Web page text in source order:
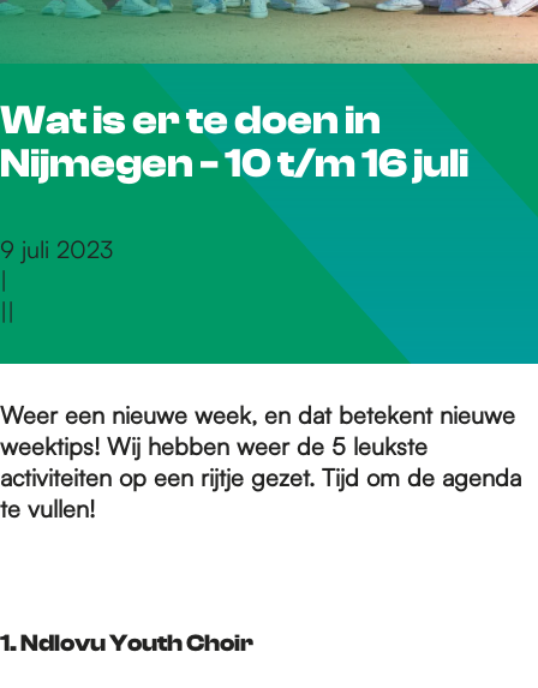
r
d
e
o
m
Wat is er te doen in
Nijmegen - 10 t/m 16 juli
9 juli 2023
|
||
Weer een nieuwe week, en dat betekent nieuwe
weektips! Wij hebben weer de 5 leukste
activiteiten op een rijtje gezet. Tijd om de agenda
te vullen!
1. Ndlovu Youth Choir